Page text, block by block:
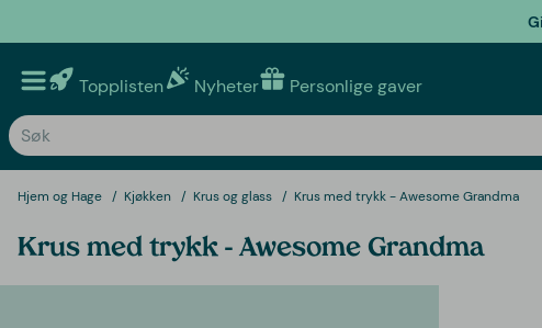
Topplisten Nyheter Personlige gaver
Hjem og Hage Kjøkken Krus og glass Krus med trykk - Awesome Grandma
Krus med trykk - Awesome Grandma